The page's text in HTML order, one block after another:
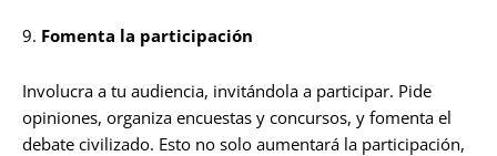
9. Fomenta la participación
Involucra a tu audiencia, invitándola a participar. Pide
opiniones, organiza encuestas y concursos, y fomenta el
debate civilizado. Esto no solo aumentará la participación,